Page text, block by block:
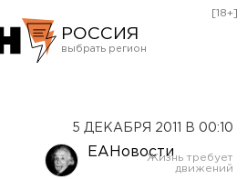
РОССИЯ
Оренбург
[18+]
5 ДЕКАБРЯ 2011 В 00:10
ЕАНовости